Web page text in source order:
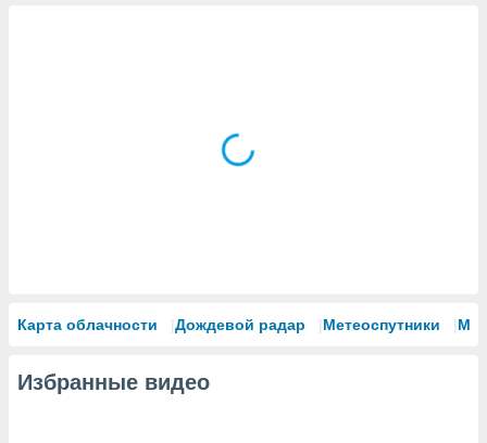
Карта облачности Дождевой радар Метеоспутники
Избранные видео